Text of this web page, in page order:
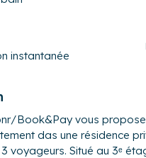
instantanée
Book&Pay vous
das une résidence
3 voyageurs. Situé au 3ᵉ